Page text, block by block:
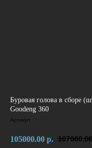
Буровая голова в сборе
Goodeng 360
Артикул:
105000.00 р. 107000.00